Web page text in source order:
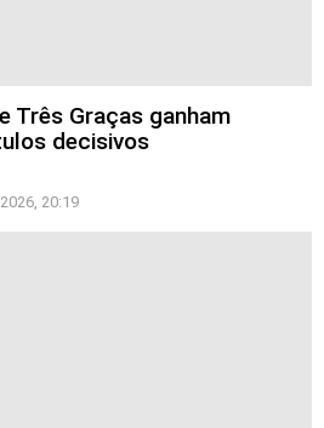
Três Graças ganham
decisivos
20:19